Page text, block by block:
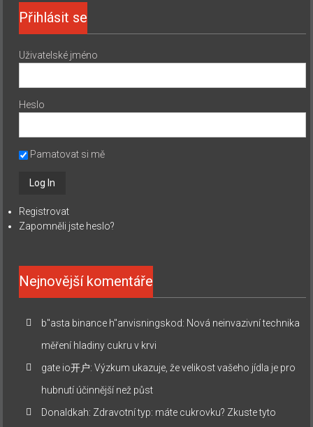
Přihlásit se
Uživatelské jméno
Heslo
Pamatovat si mě
Registrovat
Zapomněli jste heslo?
Nejnovější komentáře
b"asta binance h"anvisningskod: Nová neinvazivní technika
měření hladiny cukru v krvi
gate io开户:Výzkum ukazuje, že velikost vašeho jídla je pro
hubnutí účinnější než půst
Donaldkah: Zdravotní typ: máte cukrovku? Zkuste tyto